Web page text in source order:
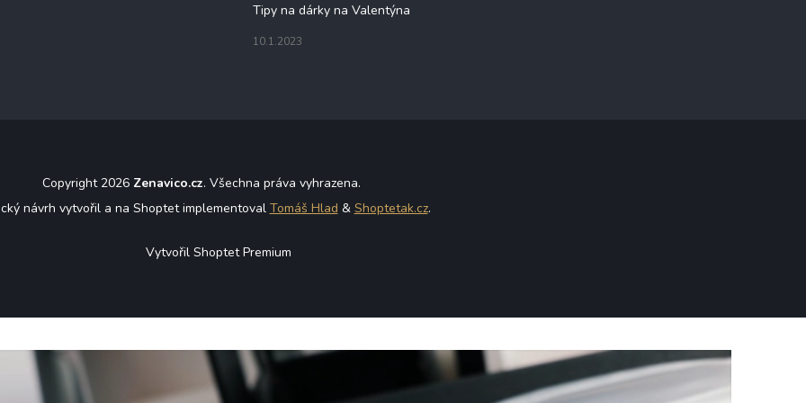
Tipy na dárky na Valentýna
10.1.2023
Copyright 2026 Zenavico.cz. Všechna práva vyhrazena.
návrh vytvořil a na Shoptet implementoval Tomáš Hlad & Shoptetak.cz.
Vytvořil Shoptet Premium